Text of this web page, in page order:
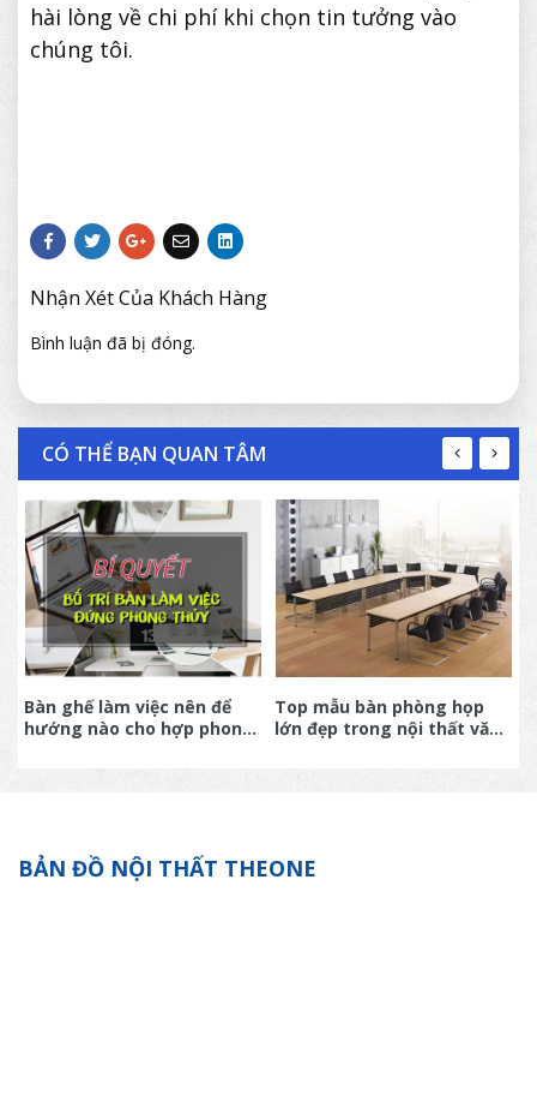
hài lòng về chi phí khi chọn tin tưởng vào
chúng tôi.
Nhận Xét Của Khách Hàng
Bình luận đã bị đóng.
CÓ THỂ BẠN QUAN TÂM
Bàn ghế làm việc nên để
hướng nào cho hợp phong
Top mẫu bàn phòng họp
lớn đẹp trong nội thất văn
BẢN ĐỒ NỘI THẤT THEONE